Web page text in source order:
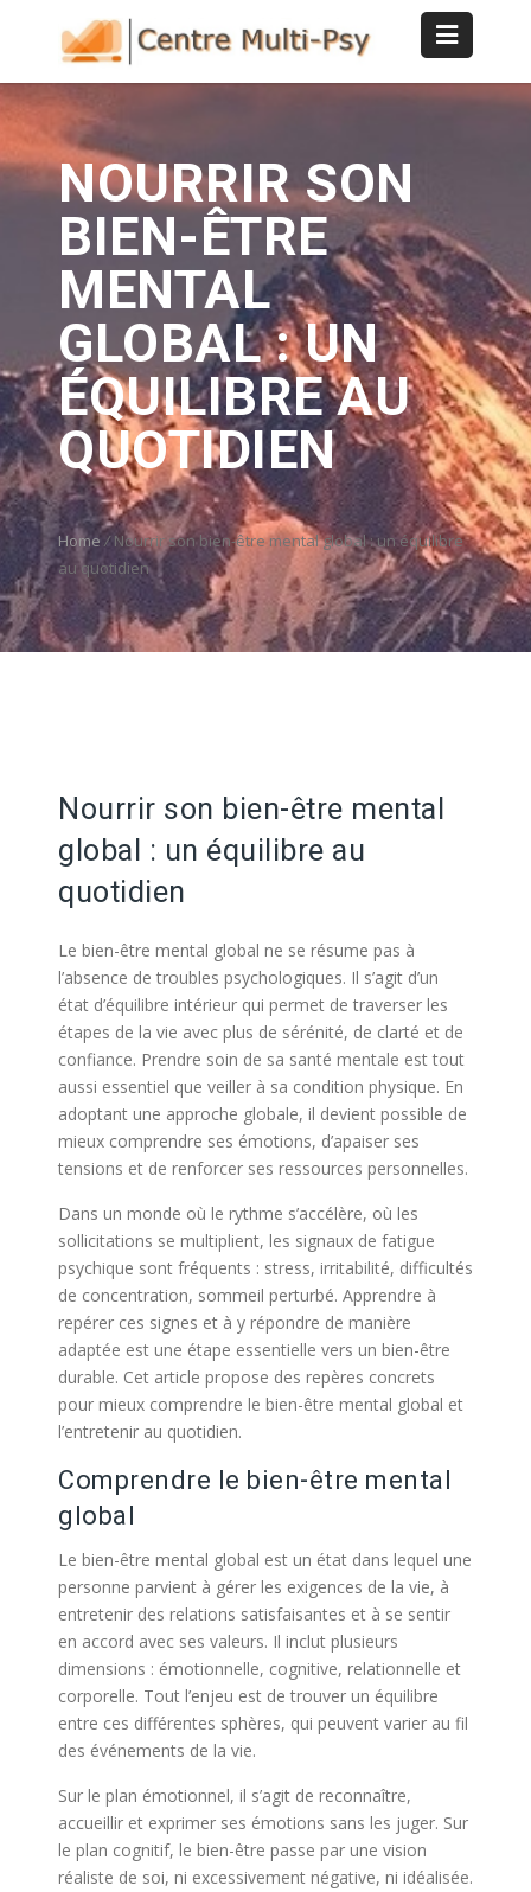
NOURRIR SON
BIEN-ÊTRE
MENTAL
GLOBAL : UN
ÉQUILIBRE AU
QUOTIDIEN
Home / Nourrir son bien-être mental global : un équilibre
au quotidien
Nourrir son bien-être mental
global : un équilibre au
quotidien
Le bien-être mental global ne se résume pas à
l’absence de troubles psychologiques. Il s’agit d’un
état d’équilibre intérieur qui permet de traverser les
étapes de la vie avec plus de sérénité, de clarté et de
confiance. Prendre soin de sa santé mentale est tout
aussi essentiel que veiller à sa condition physique. En
adoptant une approche globale, il devient possible de
mieux comprendre ses émotions, d’apaiser ses
tensions et de renforcer ses ressources personnelles.
Dans un monde où le rythme s’accélère, où les
sollicitations se multiplient, les signaux de fatigue
psychique sont fréquents : stress, irritabilité, difficultés
de concentration, sommeil perturbé. Apprendre à
repérer ces signes et à y répondre de manière
adaptée est une étape essentielle vers un bien-être
durable. Cet article propose des repères concrets
pour mieux comprendre le bien-être mental global et
l’entretenir au quotidien.
Comprendre le bien-être mental
global
Le bien-être mental global est un état dans lequel une
personne parvient à gérer les exigences de la vie, à
entretenir des relations satisfaisantes et à se sentir
en accord avec ses valeurs. Il inclut plusieurs
dimensions : émotionnelle, cognitive, relationnelle et
corporelle. Tout l’enjeu est de trouver un équilibre
entre ces différentes sphères, qui peuvent varier au fil
des événements de la vie.
Sur le plan émotionnel, il s’agit de reconnaître,
accueillir et exprimer ses émotions sans les juger. Sur
le plan cognitif, le bien-être passe par une vision
réaliste de soi, ni excessivement négative, ni idéalisée.